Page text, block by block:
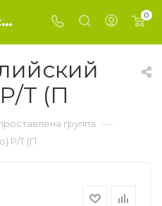
Купить книгу «4 класс. Английский язык. (4 г/о) Р/Т (П» 2015, Верещагина И.Н., Афанасье - Не проставлена группа 0
Т (П
группа —
Р/Т (П